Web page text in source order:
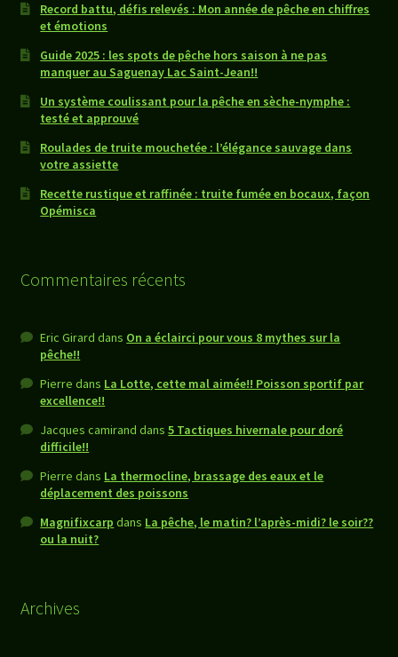
Record battu, défis relevés : Mon année de pêche en chiffres
et émotions
Guide 2025 : les spots de pêche hors saison à ne pas
manquer au Saguenay Lac Saint-Jean!!
Un système coulissant pour la pêche en sèche-nymphe :
testé et approuvé
Roulades de truite mouchetée : l’élégance sauvage dans
votre assiette
Recette rustique et raffinée : truite fumée en bocaux, façon
Opémisca
Commentaires récents
Eric Girard dans On a éclairci pour vous 8 mythes sur la
pêche!!
Pierre dans La Lotte, cette mal aimée!! Poisson sportif par
excellence!!
Jacques camirand dans5 Tactiques hivernale pour doré
difficile!!
Pierre dans La thermocline, brassage des eaux et le
déplacement des poissons
Magnifixcarp dans La pêche, le matin? l’après-midi? le soir??
ou la nuit?
Archives